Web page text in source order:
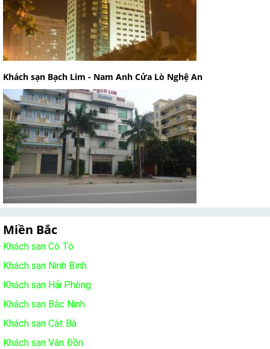
Khách sạn Bạch Lim - Nam Anh Cửa Lò Nghệ An
Miền Bắc
Khách sạn Cô Tô
Khách sạn Ninh Bình
Khách sạn Hải Phòng
Khách sạn Bắc Ninh
Khách sạn Cát Bà
Khách sạn Vân Đồn